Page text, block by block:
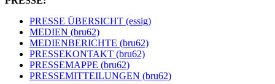
PRESSE ÜBERSICHT (essig)
MEDIEN (bru62)
MEDIENBERICHTE (bru62)
PRESSEKONTAKT (bru62)
PRESSEMAPPE (bru62)
PRESSEMITTEILUNGEN (bru62)